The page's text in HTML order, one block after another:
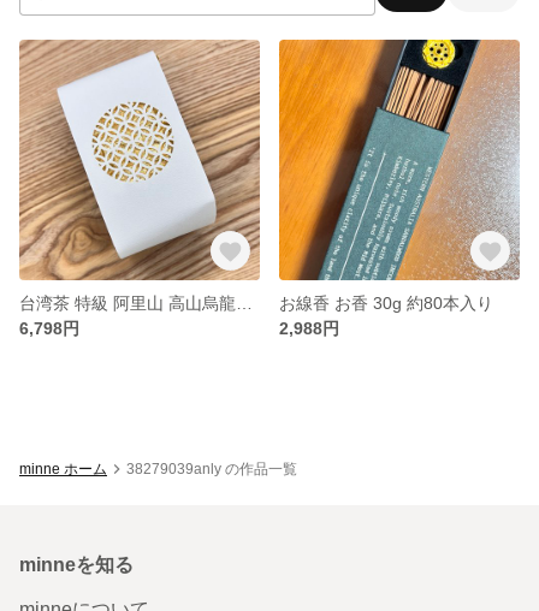
6,798円
お線香 お香 30g 約80本入り
2,988円
minne ホーム 38279039anly の作品一覧
minneを知る